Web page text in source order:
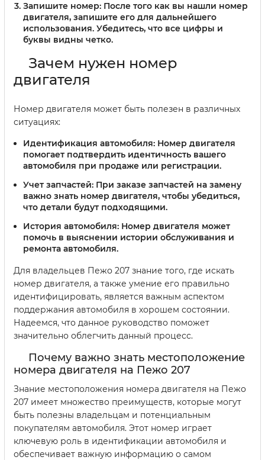
Запишите номер: После того как вы нашли номер
двигателя, запишите его для дальнейшего
использования. Убедитесь, что все цифры и
буквы видны четко.
Зачем нужен номер
двигателя
Номер двигателя может быть полезен в различных
ситуациях:
Идентификация автомобиля: Номер двигателя
помогает подтвердить идентичность вашего
автомобиля при продаже или регистрации.
Учет запчастей: При заказе запчастей на замену
важно знать номер двигателя, чтобы убедиться,
что детали будут подходящими.
История автомобиля: Номер двигателя может
помочь в выяснении истории обслуживания и
ремонта автомобиля.
Для владельцев Пежо 207 знание того, где искать
номер двигателя, а также умение его правильно
идентифицировать, является важным аспектом
поддержания автомобиля в хорошем состоянии.
Надеемся, что данное руководство поможет
значительно облегчить данный процесс.
Почему важно знать местоположение
номера двигателя на Пежо 207
Знание местоположения номера двигателя на Пежо
207 имеет множество преимуществ, которые могут
быть полезны владельцам и потенциальным
покупателям автомобиля. Этот номер играет
ключевую роль в идентификации автомобиля и
обеспечивает важную информацию о самом